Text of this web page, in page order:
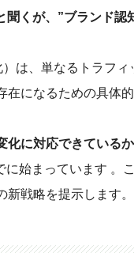
くが、”ブランド認
は、単なるトラフ
になるための具体
に対応できている
始まっています 。
戦略を提示します。